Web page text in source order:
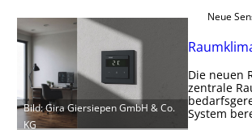
Bild: Gira Giersiepen GmbH & Co.
KG
Neue
Die neuen
zentrale
System